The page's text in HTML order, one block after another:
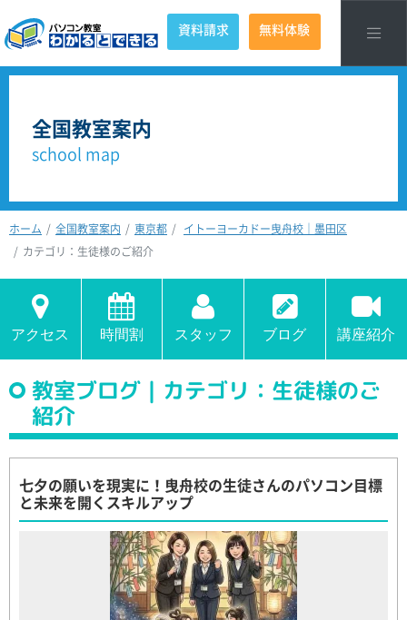
資料請求 無料体験
全国教室案内
school map
ホーム 全国教室案内 東京都
イトーヨーカドー曳舟校｜墨田区
カテゴリ：生徒様のご紹介
アクセス 時間割 スタッフ ブログ 講座紹介
教室ブログ｜カテゴリ：生徒様のご
紹介
七夕の願いを現実に！曳舟校の生徒さんのパソコン目標
と未来を開くスキルアップ